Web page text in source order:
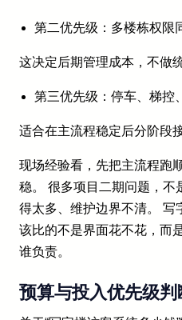
第二优先级：多楼栋权限
这决定后期管理成本，不做
第三优先级：停车、梯控
适合在主流程稳定后分阶段
现场经验看，先把主流程跑
稳。 很多项目二期问题，不
得太多、维护边界不清。 写
该比的不是界面花不花，而
谁负责。
预算与投入优先级判